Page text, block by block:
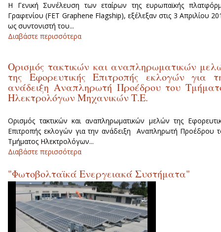
Η Γενική Συνέλευση των εταίρων της ευρωπαϊκής
Γραφενίου (FET Graphene Flagship), εξέλεξαν στις 3 Απριλίου
ως συντονιστή του...
Διαβάστε περισσότερα
Ορισμός τακτικών και αναπληρωματικών
της Εφορευτικής Επιτροπής εκλογών για
ανάδειξη Αναπληρωτή Προέδρου του
Ηλεκτρολόγων Μηχανικών Τ.Ε.
Ορισμός τακτικών και αναπληρωματικών μελών της
Επιτροπής εκλογών για την ανάδειξη Αναπληρωτή Προέδρου
Τμήματος Ηλεκτρολόγων...
Διαβάστε περισσότερα
Επιτροπής εκλογών για την ανάδειξη
Αναπληρωτή Προέδρου του Τμήματος
Ηλεκτρολόγων Μηχανικών Τ.Ε.
"Φωτοβολταϊκά Ενεργειακά Συστήματα"